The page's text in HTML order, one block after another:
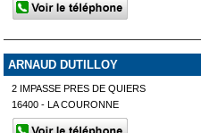
ARNAUD DUTILLOY
2 IMPASSE PRES DE QUIERS
16400 - LA COURONNE